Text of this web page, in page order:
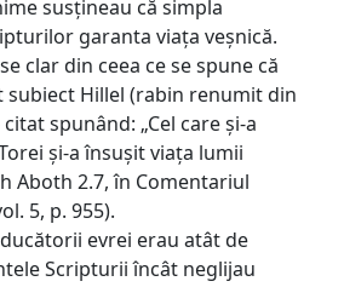
susțineau că simpla
garanta viața veșnică.
clar din ceea ce se spune că
subiect Hillel (rabin renumit din
citat spunând: „Cel care și-a
și-a însușit viața lumii
Aboth 2.7, în Comentariul
5, p. 955).
evrei erau atât de
Scripturii încât neglijau